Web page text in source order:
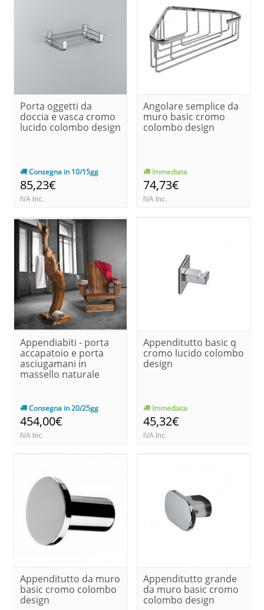
Porta oggetti da
doccia e vasca cromo
lucido colombo design
Consegna in 10/15gg
85,23€
IVA Inc.
Angolare semplice da
muro basic cromo
colombo design
Immediata
74,73€
IVA Inc.
Appendiabiti - porta
accapatoio e porta
asciugamani in
massello naturale
Consegna in 20/25gg
454,00€
IVA Inc.
Appenditutto basic q
cromo lucido colombo
design
Immediata
45,32€
IVA Inc.
Appenditutto da muro
basic cromo colombo
design
Appenditutto grande
da muro basic cromo
colombo design